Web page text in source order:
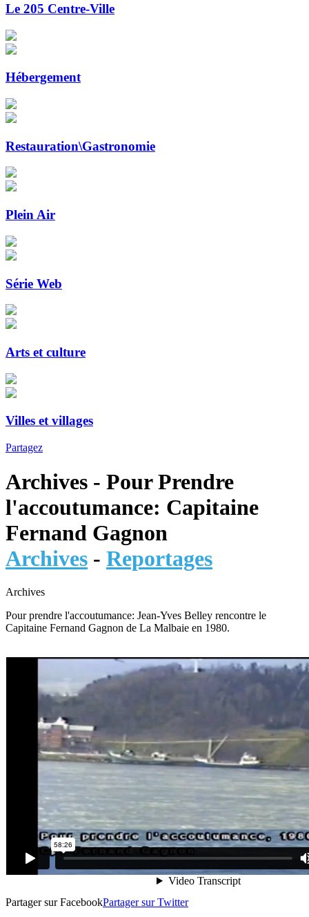
Le 205 Centre-Ville
Hébergement
Restauration\Gastronomie
Plein Air
Série Web
Arts et culture
Villes et villages
Partagez
Archives - Pour Prendre
l'accoutumance: Capitaine
Fernand Gagnon
Archives - Reportages
Archives
Pour prendre l'accoutumance: Jean-Yves Belley rencontre le
Capitaine Fernand Gagnon de La Malbaie en 1980.
Partager sur FacebookPartager sur Twitter